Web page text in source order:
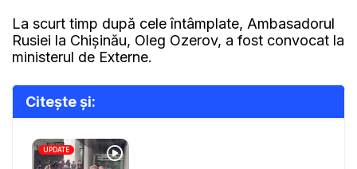
La scurt timp după cele întâmplate, Ambasadorul
Rusiei la Chișinău, Oleg Ozerov, a fost convocat la
ministerul de Externe.
Citește și:
UPDATE